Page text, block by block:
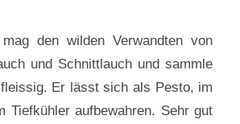
den wilden Verwandten von
und Schnittlauch und sammle
Er lässt sich als Pesto, im
Tiefkühler aufbewahren. Sehr gut